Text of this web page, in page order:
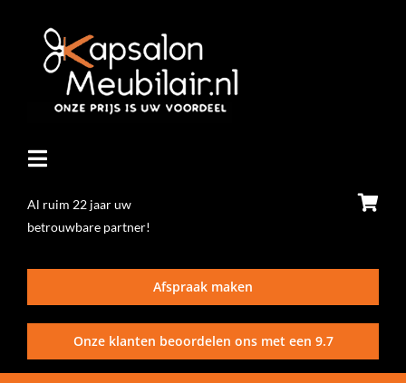
Toggle
Navigatie
Stoelen
Al ruim 22 jaar uw
betrouwbare partner!
Afspraak maken
Onze klanten beoordelen ons met een 9.7